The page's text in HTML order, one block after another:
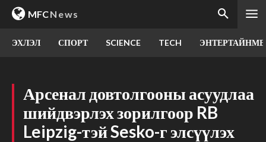
MFCNews
ЭХЛЭЛ СПОРТ SCIENCE TECH
Арсенал довтолгооны асуудлаа
шийдвэрлэх зорилгоор RB
Leipzig-тэй Sesko-г элсүүлэх